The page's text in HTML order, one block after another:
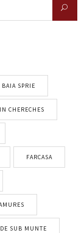
BAIA SPRIE
CHERECHES
FARCASA
SUB MUNTE